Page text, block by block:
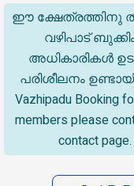
ഈ ക്ഷേത്രത്തിനു
വഴിപാട്
അധികാരികൾ
പരിശീലനം
Vazhipadu Booking
members please
contact